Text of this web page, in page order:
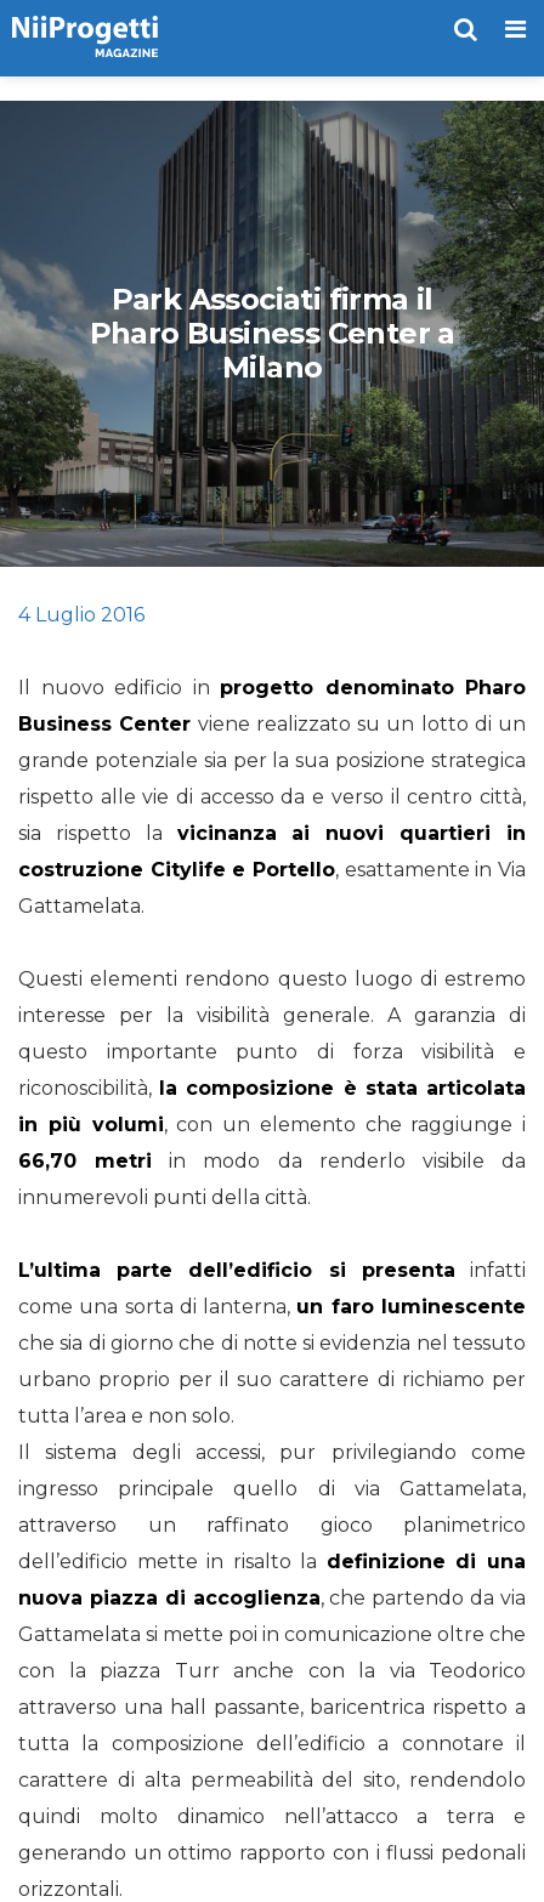
Park Associati firma il
Pharo Business Center a
Milano
4 Luglio 2016
Il nuovo edificio in progetto denominato Pharo
Business Center viene realizzato su un lotto di un
grande potenziale sia per la sua posizione strategica
rispetto alle vie di accesso da e verso il centro città,
sia rispetto la vicinanza ai nuovi quartieri in
costruzione Citylife e Portello, esattamente in Via
Gattamelata.
Questi elementi rendono questo luogo di estremo
interesse per la visibilità generale. A garanzia di
questo importante punto di forza visibilità e
riconoscibilità, la composizione è stata articolata
in più volumi, con un elemento che raggiunge i
66,70 metri in modo da renderlo visibile da
innumerevoli punti della città.
L’ultima parte dell’edificio si presenta infatti
come una sorta di lanterna, un faro luminescente
che sia di giorno che di notte si evidenzia nel tessuto
urbano proprio per il suo carattere di richiamo per
tutta l’area e non solo.
Il sistema degli accessi, pur privilegiando come
ingresso principale quello di via Gattamelata,
attraverso un raffinato gioco planimetrico
dell’edificio mette in risalto la definizione di una
nuova piazza di accoglienza, che partendo da via
Gattamelata si mette poi in comunicazione oltre che
con la piazza Turr anche con la via Teodorico
attraverso una hall passante, baricentrica rispetto a
tutta la composizione dell’edificio a connotare il
carattere di alta permeabilità del sito, rendendolo
quindi molto dinamico nell’attacco a terra e
generando un ottimo rapporto con i flussi pedonali
orizzontali.